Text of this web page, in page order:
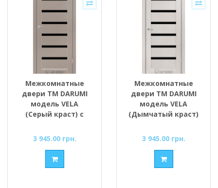
Межкомнатные
двери ТМ DARUMI
модель VELA
(Серый краст) с
3 945.00 грн.
Межкомнатные
двери ТМ DARUMI
модель VELA
(Дымчатый краст)
3 945.00 грн.